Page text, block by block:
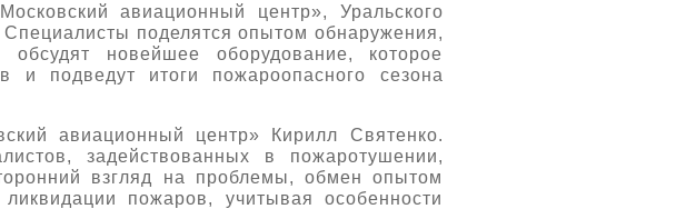
авиационный центр», Уральского
поделятся опытом обнаружения,
новейшее оборудование, которое
и подведут итоги пожароопасного сезона
авиационный центр» Кирилл Святенко.
задействованных в пожаротушении,
взгляд на проблемы, обмен опытом
пожаров, учитывая особенности